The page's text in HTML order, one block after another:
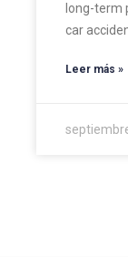
long-term
car
Leer más »